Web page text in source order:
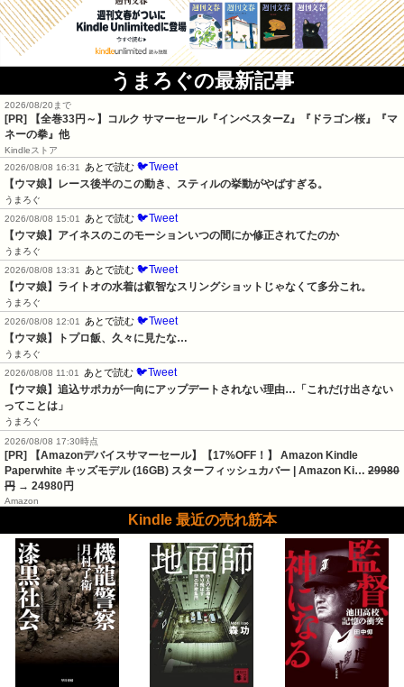
うまろぐの最新記事
2026/08/20まで
[PR]
【全巻33円～】コルク サマーセール『インベスターZ』『ドラゴン桜』『マ
ネーの拳』他
Kindleストア
2026/08/08 16:31
あとで読む 🐦Tweet
【ウマ娘】レース後半のこの動き、スティルの挙動がやばすぎる。
うまろぐ
2026/08/08 15:01
あとで読む 🐦Tweet
【ウマ娘】アイネスのこのモーションいつの間にか修正されてたのか
うまろぐ
2026/08/08 13:31
あとで読む 🐦Tweet
【ウマ娘】ライトオの水着は叡智なスリングショットじゃなくて多分これ。
うまろぐ
2026/08/08 12:01
あとで読む 🐦Tweet
【ウマ娘】トプロ飯、久々に見たな…
うまろぐ
2026/08/08 11:01
あとで読む 🐦Tweet
【ウマ娘】追込サポカが一向にアップデートされない理由…「これだけ出さない
ってことは」
うまろぐ
2026/08/08 17:30時点
[PR] 【Amazonデバイスサマーセール】【17%OFF！】 Amazon Kindle
Paperwhite キッズモデル (16GB) スターフィッシュカバー | Amazon Ki… 29980
円 → 24980円
Amazon
Kindle 最近の売れ筋本